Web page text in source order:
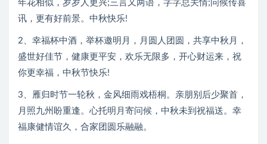
年花相似，岁岁人更兴;三言又两语，字字总关情;问候传喜
讯，更有好前景。中秋快乐!
2、幸福杯中酒，举杯邀明月，月圆人团圆，共享中秋月，
盛世好佳节，健康更平安，欢乐无限多，开心财运来，祝
你更幸福，中秋节快乐!
3、雁归时节一轮秋，金风细雨戏梧桐。亲朋别后少聚首，
月照九州盼重逢。心托明月寄问候，中秋未到祝福送。幸
福康健情谊久，合家团圆乐融融。